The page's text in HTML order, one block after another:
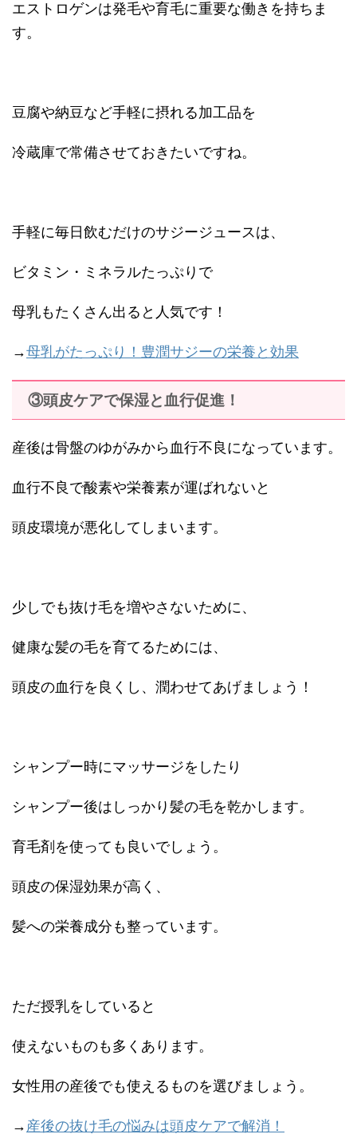
エストロゲンは発毛や育毛に重要な働きを持ちま
す。
豆腐や納豆など手軽に摂れる加工品を
冷蔵庫で常備させておきたいですね。
手軽に毎日飲むだけのサジージュースは、
ビタミン・ミネラルたっぷりで
母乳もたくさん出ると人気です！
→母乳がたっぷり！豊潤サジーの栄養と効果
③頭皮ケアで保湿と血行促進！
産後は骨盤のゆがみから血行不良になっています。
血行不良で酸素や栄養素が運ばれないと
頭皮環境が悪化してしまいます。
少しでも抜け毛を増やさないために、
健康な髪の毛を育てるためには、
頭皮の血行を良くし、潤わせてあげましょう！
シャンプー時にマッサージをしたり
シャンプー後はしっかり髪の毛を乾かします。
育毛剤を使っても良いでしょう。
頭皮の保湿効果が高く、
髪への栄養成分も整っています。
ただ授乳をしていると
使えないものも多くあります。
女性用の産後でも使えるものを選びましょう。
→ 産後の抜け毛の悩みは頭皮ケアで解消！